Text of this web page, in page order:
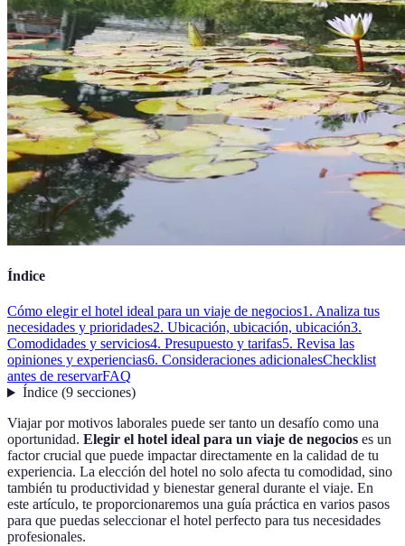
Índice
Cómo elegir el hotel ideal para un viaje de negocios1. Analiza tus
necesidades y prioridades2. Ubicación, ubicación, ubicación3.
Comodidades y servicios4. Presupuesto y tarifas5. Revisa las
opiniones y experiencias6. Consideraciones adicionalesChecklist
antes de reservarFAQ
Índice(9 secciones)
Viajar por motivos laborales puede ser tanto un desafío como una
oportunidad. Elegir el hotel ideal para un viaje de negocios es un
factor crucial que puede impactar directamente en la calidad de tu
experiencia. La elección del hotel no solo afecta tu comodidad, sino
también tu productividad y bienestar general durante el viaje. En
este artículo, te proporcionaremos una guía práctica en varios pasos
para que puedas seleccionar el hotel perfecto para tus necesidades
profesionales.